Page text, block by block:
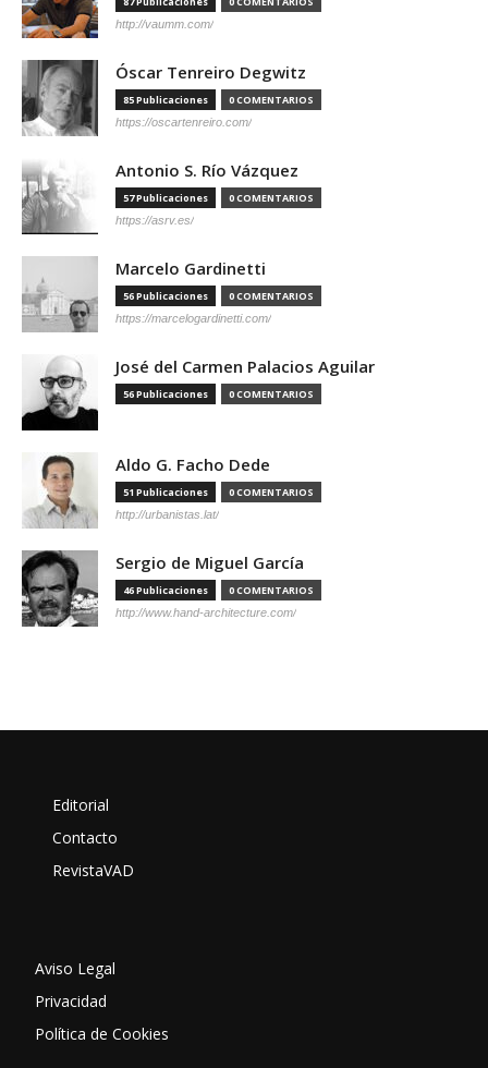
http://vaumm.com/
Óscar Tenreiro Degwitz
85 Publicaciones 0 COMENTARIOS
https://oscartenreiro.com/
Antonio S. Río Vázquez
57 Publicaciones 0 COMENTARIOS
https://asrv.es/
Marcelo Gardinetti
56 Publicaciones 0 COMENTARIOS
https://marcelogardinetti.com/
José del Carmen Palacios Aguilar
56 Publicaciones 0 COMENTARIOS
Aldo G. Facho Dede
51 Publicaciones 0 COMENTARIOS
http://urbanistas.lat/
Sergio de Miguel García
46 Publicaciones 0 COMENTARIOS
http://www.hand-architecture.com/
Editorial
Contacto
RevistaVAD
Aviso Legal
Privacidad
Política de Cookies